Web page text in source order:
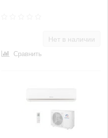
Нет в наличии
Сравнить